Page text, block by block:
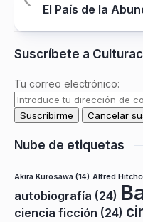
El País de la
Suscríbete a
Tu correo electrónico:
Nube de etiquetas
Akira Kurosawa (14) Alfred
autobiografía (24)
ciencia ficción (24)